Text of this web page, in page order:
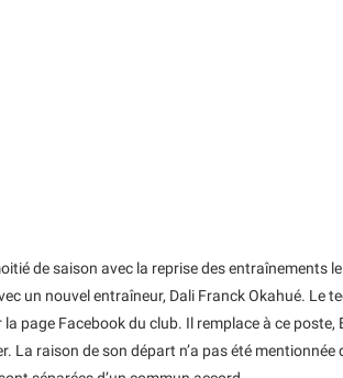
de saison avec la reprise des entraînements
un nouvel entraîneur, Dali Franck Okahué. Le
page Facebook du club. Il remplace à ce poste,
La raison de son départ n’a pas été